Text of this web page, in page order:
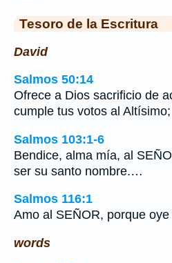
Tesoro de la Escritura
David
Salmos 50:14
Ofrece a Dios sacrificio de
cumple tus votos al Altísimo;
Salmos 103:1-6
Bendice, alma mía, al
ser su santo nombre.…
Salmos 116:1
Amo al SEÑOR, porque
words